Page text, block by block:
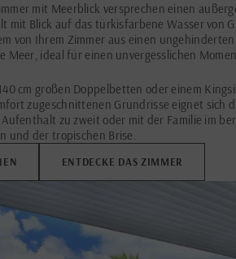
mit Meerblick versprechen einen
mit Blick auf das türkisfarbene Wasser von
von Ihrem Zimmer aus einen
Meer, ideal für einen unvergesslichen
cm großen Doppelbetten oder einem
zugeschnittenen Grundrisse eignet sich
zu zweit oder mit der Familie im
und der tropischen Brise.
ENTDECKE DAS ZIMMER